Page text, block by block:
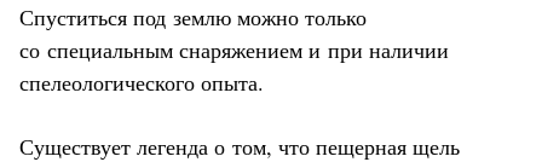
Спуститься под землю можно только
со специальным снаряжением и при наличии
спелеологического опыта.
Существует легенда о том, что пещерная щель